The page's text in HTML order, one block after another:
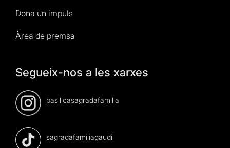
Dona un impuls
Àrea de premsa
Segueix-nos a les xarxes
basilicasagradafamilia
sagradafamiliagaudi